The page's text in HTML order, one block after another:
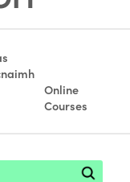
Online
Courses